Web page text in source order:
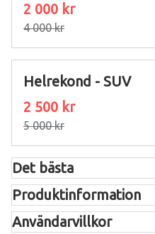
2 000 kr
4 000 kr
Helrekond - SUV
2 500 kr
5 000 kr
Det bästa
Komplett in- & utvändig
Polering och vaxning för
finish
Djupgående rengöring av
Produktinformation
Användarvillkor